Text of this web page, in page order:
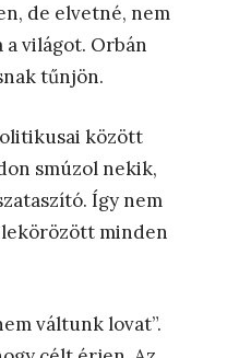
de elvetné, nem
világot. Orbán
tűnjön.
között
smúzol nekik,
Így nem
lekörözött minden
váltunk lovat”.